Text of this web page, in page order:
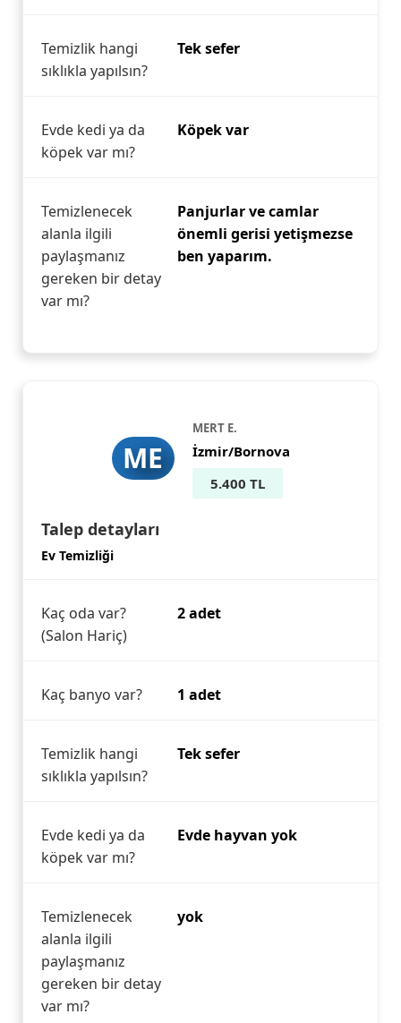
Temizlik hangi
sıklıkla yapılsın?
Tek sefer
Evde kedi ya da
köpek var mı?
Köpek var
Temizlenecek
alanla ilgili
paylaşmanız
gereken bir detay
var mı?
Panjurlar ve camlar
önemli gerisi yetişmezse
ben yaparım.
ME
MERT E.
İzmir/Bornova
5.400 TL
Talep detayları
Ev Temizliği
Kaç oda var?
(Salon Hariç)
2 adet
Kaç banyo var? 1 adet
Temizlik hangi
sıklıkla yapılsın?
Tek sefer
Evde kedi ya da
köpek var mı?
Evde hayvan yok
Temizlenecek
alanla ilgili
paylaşmanız
gereken bir detay
var mı?
yok